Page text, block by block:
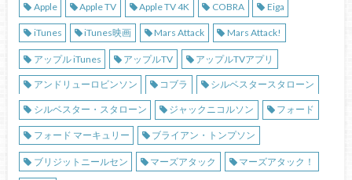
Apple
Apple TV Apple TV 4K COBRA Eiga
iTunes iTunes映画 Mars Attack Mars Attack!
アップル iTunes アップルTV アップルTVアプリ
アンドリューロビンソン コブラ シルベスタースタローン
シルベスター・スタローン ジャックニコルソン フォード
フォード マーキュリー ブライアン・トンプソン
ブリジットニールセン マーズアタック マーズアタック！